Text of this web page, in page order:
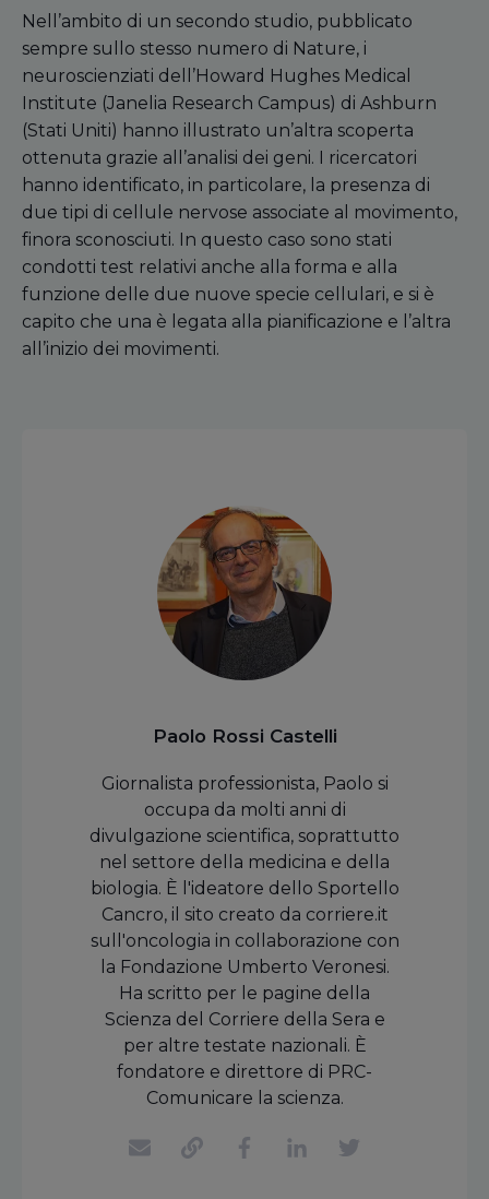
Nell’ambito di un secondo studio, pubblicato
sempre sullo stesso numero di Nature, i
neuroscienziati dell’Howard Hughes Medical
Institute (Janelia Research Campus) di Ashburn
(Stati Uniti) hanno illustrato un’altra scoperta
ottenuta grazie all’analisi dei geni. I ricercatori
hanno identificato, in particolare, la presenza di
due tipi di cellule nervose associate al movimento,
finora sconosciuti. In questo caso sono stati
condotti test relativi anche alla forma e alla
funzione delle due nuove specie cellulari, e si è
capito che una è legata alla pianificazione e l’altra
all’inizio dei movimenti.
Paolo Rossi Castelli
Giornalista professionista, Paolo si
occupa da molti anni di
divulgazione scientifica, soprattutto
nel settore della medicina e della
biologia. È l'ideatore dello Sportello
Cancro, il sito creato da corriere.it
sull'oncologia in collaborazione con
la Fondazione Umberto Veronesi.
Ha scritto per le pagine della
Scienza del Corriere della Sera e
per altre testate nazionali. È
fondatore e direttore di PRC-
Comunicare la scienza.